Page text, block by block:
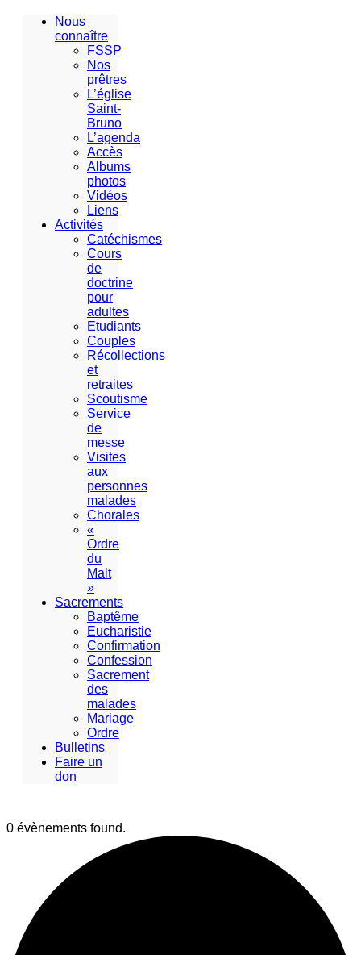
Nous
connaître
FSSP
Nos
prêtres
L’église
Saint-
Bruno
L’agenda
Accès
Albums
photos
Vidéos
Liens
Activités
Catéchismes
Cours
de
doctrine
pour
adultes
Etudiants
Couples
Récollections
et
retraites
Scoutisme
Service
de
messe
Visites
aux
personnes
malades
Chorales
«
Ordre
du
Malt
»
Sacrements
Baptême
Eucharistie
Confirmation
Confession
Sacrement
des
malades
Mariage
Ordre
Bulletins
Faire un
don
0 évènements found.